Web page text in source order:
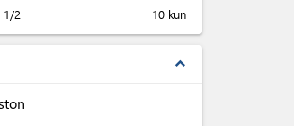
1/2 10 kun
expand_less